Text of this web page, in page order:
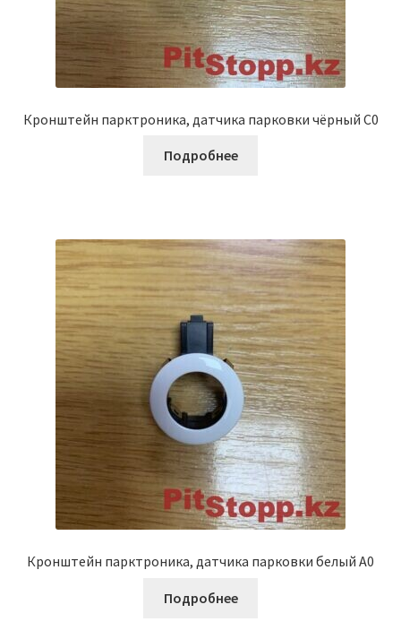
Кронштейн парктроника, датчика парковки чёрный C0
Подробнее
Кронштейн парктроника, датчика парковки белый A0
Подробнее